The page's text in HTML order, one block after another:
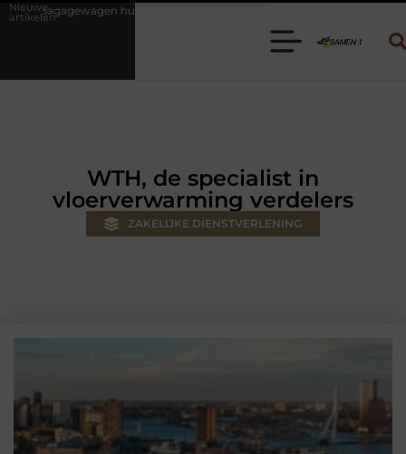
Nieuwe
artikelen
Kies de juiste aanhanger voor jouw klus
WTH, de specialist in
vloerverwarming verdelers
ZAKELIJKE DIENSTVERLENING